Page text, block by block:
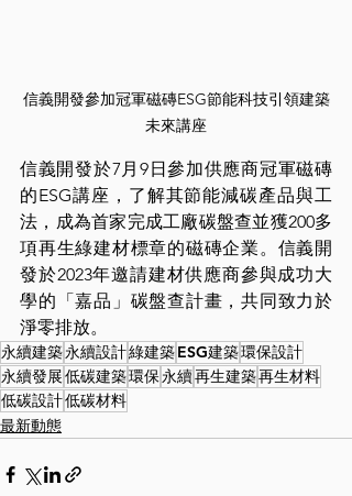
信義開發參加冠軍磁磚ESG節能科技引領建築
未來講座
信義開發於7月9日參加供應商冠軍磁磚
的ESG講座，了解其節能減碳產品與工
法，成為首家完成工廠碳盤查並獲200多
項再生綠建材標章的磁磚企業。信義開
發於2023年邀請建材供應商參與成功大
學的「嘉品」碳盤查計畫，共同致力於
淨零排放。
永續建築永續設計綠建築ESG建築環保設計
永續發展低碳建築環保永續再生建築再生材料
低碳設計低碳材料
最新動態